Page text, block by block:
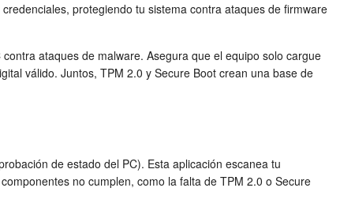
protegiendo tu sistema contra ataques de firmware
ataques de malware. Asegura que el equipo solo cargue
válido. Juntos, TPM 2.0 y Secure Boot crean una base de
de estado del PC). Esta aplicación escanea tu
no cumplen, como la falta de TPM 2.0 o Secure